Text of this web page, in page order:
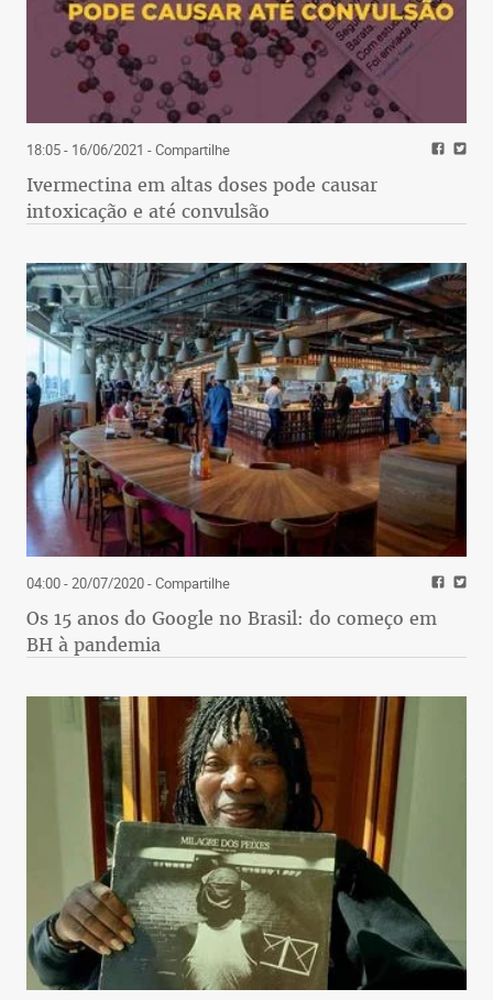
18:05 - 16/06/2021 - Compartilhe
Ivermectina em altas doses pode causar
intoxicação e até convulsão
04:00 - 20/07/2020- Compartilhe
Os 15 anos do Google no Brasil: do começo em
BH à pandemia